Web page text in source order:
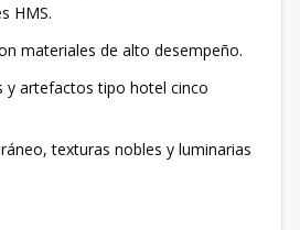
HMS.
materiales de alto desempeño.
y artefactos tipo hotel cinco
texturas nobles y luminarias